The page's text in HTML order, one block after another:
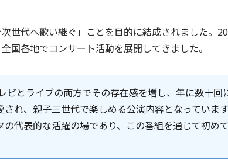
世代へ歌い継ぐ」ことを目的に結成されました。
国各地でコンサート活動を展開してきました。
ビとライブの両方でその存在感を増し、年に数十回
れ、親子三世代で楽しめる公演内容となっていま
の代表的な活躍の場であり、この番組を通じて初め